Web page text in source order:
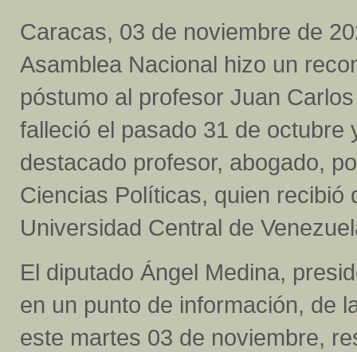
Caracas, 03 de noviembre de
Asamblea Nacional hizo un
póstumo al profesor Juan
falleció el pasado 31 de octubre
destacado profesor, abogado,
Ciencias Políticas, quien
Universidad Central de
El diputado Ángel Medina,
en un punto de información, de
este martes 03 de noviembre,